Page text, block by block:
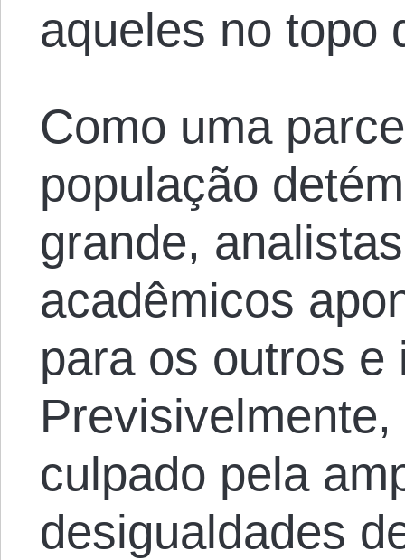
aqueles no topo
Como uma
população
grande,
acadêmicos
para os outros
culpado pela
desigualdades